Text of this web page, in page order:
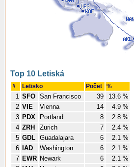
Top 10 Letiská
# Letisko Počet %
1 SFO San Francisco 39
13.6 %
2 VIE Vienna 14
4.9 %
3 PDX Portland 8
2.8 %
4 ZRH Zurich 7
2.4 %
5 GDL Guadalajara 6
2.1 %
6
IAD Washington 6
2.1 %
7 EWR Newark 6
2.1 %